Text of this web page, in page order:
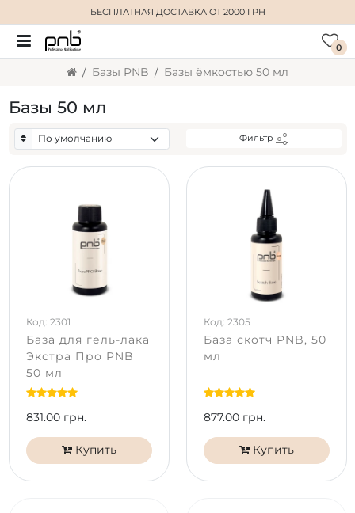
БЕСПЛАТНАЯ ДОСТАВКАОТ 2000 ГРН
0
Базы PNB Базы ёмкостью 50 мл
Базы 50 мл
Фильтр
Код: 2301
База для гель-лака
Экстра Про PNB
50 мл
831.00 грн.
Купить
Код: 2305
База скотч PNB, 50
мл
877.00 грн.
Купить